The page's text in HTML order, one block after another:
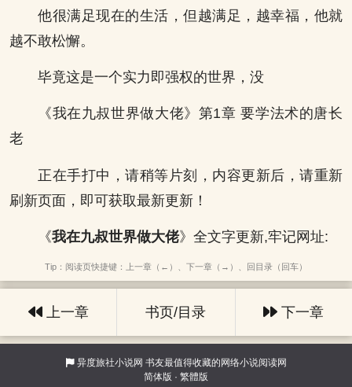
他很满足现在的生活，但越满足，越幸福，他就
越不敢松懈。
毕竟这是一个实力即强权的世界，没
《我在九叔世界做大佬》第1章 要学法术的唐长
老
正在手打中，请稍等片刻，内容更新后，请重新
刷新页面，即可获取最新更新！
《我在九叔世界做大佬》全文字更新,牢记网址:
Tip：阅读页快捷键：上一章（←）、下一章（→）、回目录（回车）
上一章 书页/目录 下一章
异度旅社小说网 书友最值得收藏的网络小说阅读网
简体版 · 繁體版